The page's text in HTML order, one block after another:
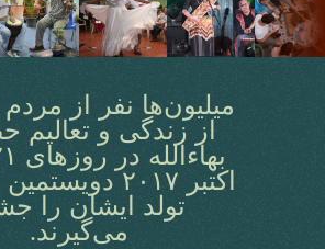
میلیون‌ها نفر از مردم
از زندگی و
اکتبر ٢٠١٧
تولد ایشان را
می‌گیرند.